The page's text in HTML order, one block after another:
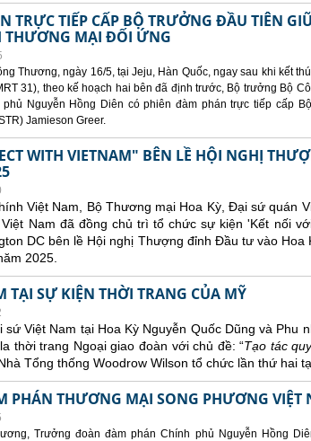
TRỰC TIẾP CẤP BỘ TRƯỞNG ĐẦU TIÊN
THƯƠNG MẠI ĐỐI ỨNG
Thương, ngày 16/5, tại Jeju, Hàn Quốc, ngay sau khi kết
31), theo kế hoạch hai bên đã định trước, Bộ trưởng Bộ
Nguyễn Hồng Diên có phiên đàm phán trực tiếp cấp
Jamieson Greer.
WITH VIETNAM" BÊN LỀ HỘI NGHỊ
Việt Nam, Bộ Thương mại Hoa Kỳ, Đại sứ quán
Nam đã đồng chủ trì tổ chức sự kiện 'Kết nối
DC bên lề Hội nghị Thượng đỉnh Đầu tư vào Hoa
2025.
TẠI SỰ KIỆN THỜI TRANG CỦA MỸ
sứ Việt Nam tại Hoa Kỳ Nguyễn Quốc Dũng và Phu
thời trang Ngoại giao đoàn với chủ đề: “Tạo tác
Tổng thống Woodrow Wilson tổ chức lần thứ hai
PHÁN THƯƠNG MẠI SONG PHƯƠNG VIỆT
Trưởng đoàn đàm phán Chính phủ Nguyễn Hồng